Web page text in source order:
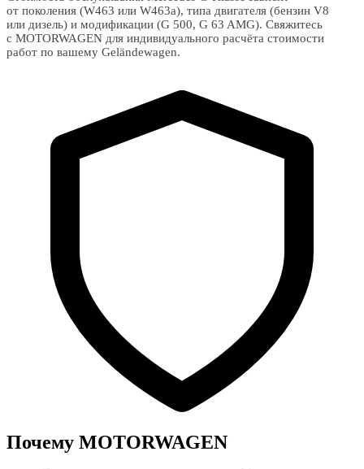
от поколения (W463 или W463a), типа двигателя (бензин V8
или дизель) и модификации (G 500, G 63 AMG). Свяжитесь
с MOTORWAGEN для индивидуального расчёта стоимости
работ по вашему Geländewagen.
Почему MOTORWAGEN